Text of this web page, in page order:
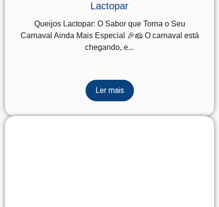
Lactopar
Queijos Lactopar: O Sabor que Torna o Seu
Carnaval Ainda Mais Especial 🎉🧀 O carnaval está
chegando, e...
Ler mais